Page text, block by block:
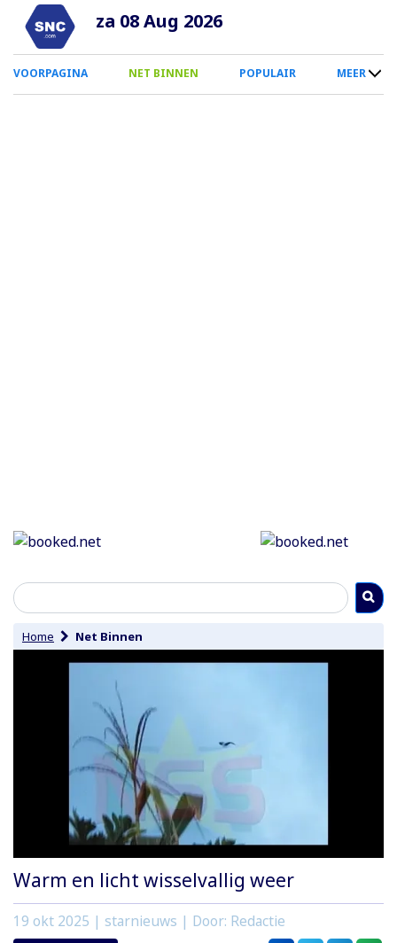
Overslaan
naar
inhoud
za 08 Aug 2026
0
Smartphone
VOORPAGINA NET BINNEN POPULAIR MEER
Home Net Binnen
Warm en licht wisselvallig weer
19 okt 2025 | starnieuws | Door: Redactie